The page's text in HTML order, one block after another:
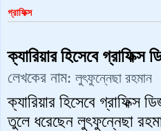
গ্রাফিক্স
ক্যারিয়ার হিসেবে গ্রাফিক্স
লেখকের নাম: লুৎফুন্নেছা রহমান
ক্যারিয়ার হিসেবে গ্রাফিক্স
তুলে ধরেছেন লুৎফুন্নেছা